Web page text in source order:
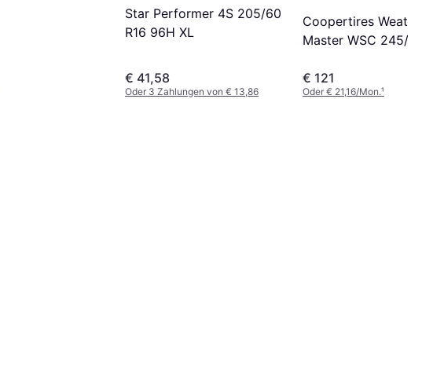
Star Performer 4S 205/60
R16 96H XL
€ 41,58
Oder 3 Zahlungen von € 13,86
Coopertires Weather-
Master WSC 245/50
€ 121
Oder € 21,16/Mon.¹